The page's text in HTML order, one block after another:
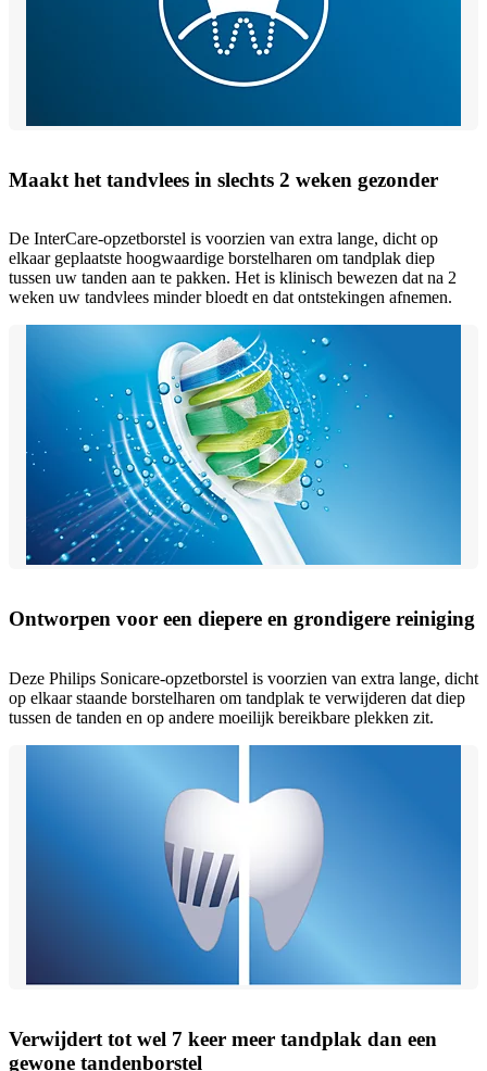
Maakt het tandvlees in slechts 2 weken gezonder
De InterCare-opzetborstel is voorzien van extra lange, dicht op
elkaar geplaatste hoogwaardige borstelharen om tandplak diep
tussen uw tanden aan te pakken. Het is klinisch bewezen dat na 2
weken uw tandvlees minder bloedt en dat ontstekingen afnemen.
Ontworpen voor een diepere en grondigere reiniging
Deze Philips Sonicare-opzetborstel is voorzien van extra lange, dicht
op elkaar staande borstelharen om tandplak te verwijderen dat diep
tussen de tanden en op andere moeilijk bereikbare plekken zit.
Verwijdert tot wel 7 keer meer tandplak dan een
gewone tandenborstel